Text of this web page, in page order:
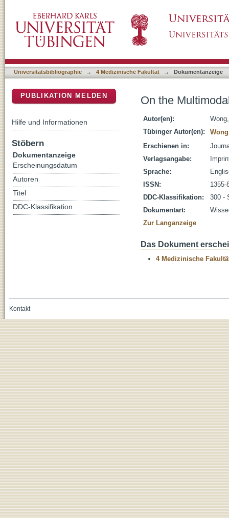
Universitätsbibliographie → 4 Medizinische Fakultät → Dokumentanzeige
On the
Autor(en):
Tübinger Autor(en):
Erschienen in:
Verlagsangabe:
Sprache:
ISSN:
1355-
DDC-Klassifikation:
300 -
Dokumentart:
Zur Langanzeige
Das Dokument
4 Medizinische
PUBLIKATION MELDEN
Hilfe und Informationen
Stöbern
Dokumentanzeige
Erscheinungsdatum
Autoren
Titel
DDC-Klassifikation
Kontakt